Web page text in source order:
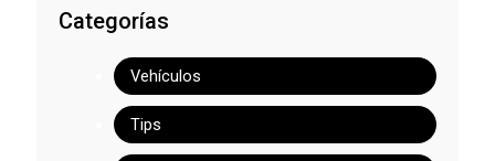
Categorías
Vehículos
Tips